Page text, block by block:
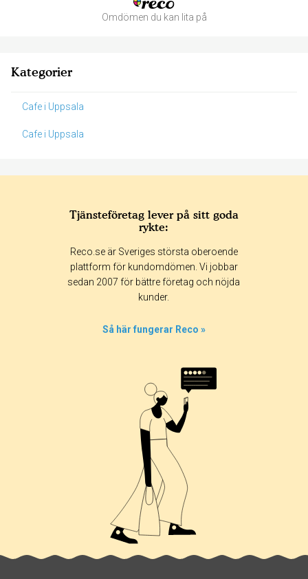
Omdömen du kan lita på
Kategorier
Cafe i Uppsala
Cafe i Uppsala
365 dagar 90 dagar
30 dagar
Tjänsteföretag lever på sitt goda
rykte:
Reco.se är Sveriges största oberoende
plattform för kundomdömen. Vi jobbar
sedan 2007 för bättre företag och nöjda
kunder.
Så här fungerar Reco »